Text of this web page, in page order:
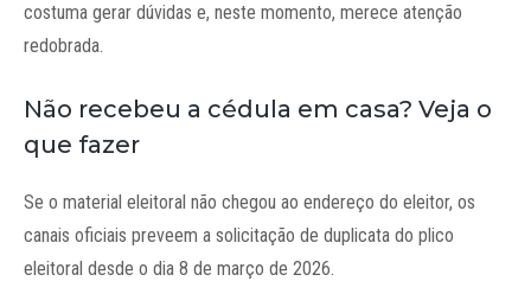
costuma gerar dúvidas e, neste momento, merece atenção
redobrada.
Não recebeu a cédula em casa? Veja o
que fazer
Se o material eleitoral não chegou ao endereço do eleitor, os
canais oficiais preveem a solicitação de duplicata do plico
eleitoral desde o dia 8 de março de 2026.